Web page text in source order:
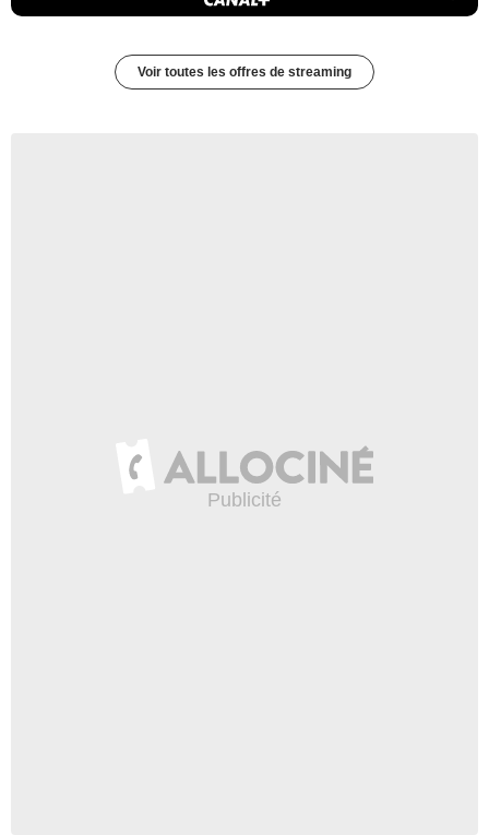
Voir toutes les offres de streaming